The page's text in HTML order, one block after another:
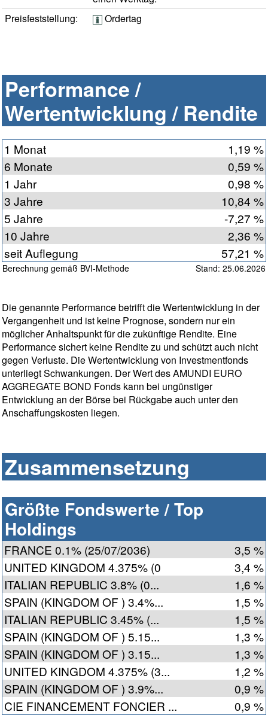
Preisfeststellung:
Ordertag
Performance /
Wertentwicklung / Rendite
1 Monat
1,19 %
6 Monate
0,59 %
1 Jahr
0,98 %
3 Jahre
10,84 %
5 Jahre
-7,27 %
10 Jahre
2,36 %
seit Auflegung
57,21 %
Berechnung gemäß BVI-Methode Stand: 25.06.2026
Die genannte Performance betrifft die Wertentwicklung in der
Vergangenheit und ist keine Prognose, sondern nur ein
möglicher Anhaltspunkt für die zukünftige Rendite. Eine
Performance sichert keine Rendite zu und schützt auch nicht
gegen Verluste. Die Wertentwicklung von Investmentfonds
unterliegt Schwankungen. Der Wert des AMUNDI EURO
AGGREGATE BOND Fonds kann bei ungünstiger
Entwicklung an der Börse bei Rückgabe auch unter den
Anschaffungskosten liegen.
Zusammensetzung
Größte Fondswerte / Top
Holdings
FRANCE 0.1% (25/07/2036)
3,5 %
UNITED KINGDOM 4.375% (0
3,4 %
ITALIAN REPUBLIC 3.8% (0...
1,6 %
SPAIN (KINGDOM OF ) 3.4%...
1,5 %
ITALIAN REPUBLIC 3.45% (...
1,5 %
SPAIN (KINGDOM OF ) 5.15...
1,3 %
SPAIN (KINGDOM OF ) 3.15...
1,3 %
UNITED KINGDOM 4.375% (3...
1,2 %
SPAIN (KINGDOM OF ) 3.9%...
0,9 %
CIE FINANCEMENT FONCIER ...
0,9 %